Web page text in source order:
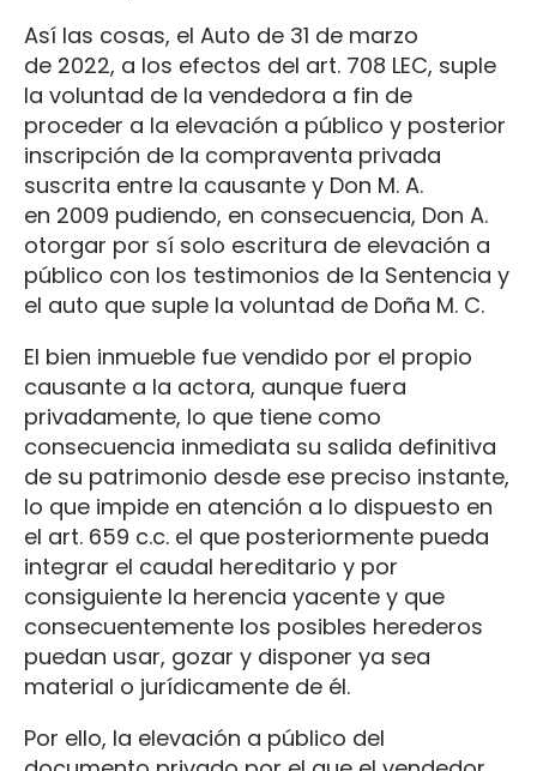
Así las cosas, el Auto de 31 de marzo
de 2022, a los efectos del art. 708 LEC, suple
la voluntad de la vendedora a fin de
proceder a la elevación a público y posterior
inscripción de la compraventa privada
suscrita entre la causante y Don M. A.
en 2009 pudiendo, en consecuencia, Don A.
otorgar por sí solo escritura de elevación a
público con los testimonios de la Sentencia y
el auto que suple la voluntad de Doña M. C.
El bien inmueble fue vendido por el propio
causante a la actora, aunque fuera
privadamente, lo que tiene como
consecuencia inmediata su salida definitiva
de su patrimonio desde ese preciso instante,
lo que impide en atención a lo dispuesto en
el art. 659 c.c. el que posteriormente pueda
integrar el caudal hereditario y por
consiguiente la herencia yacente y que
consecuentemente los posibles herederos
puedan usar, gozar y disponer ya sea
material o jurídicamente de él.
Por ello, la elevación a público del